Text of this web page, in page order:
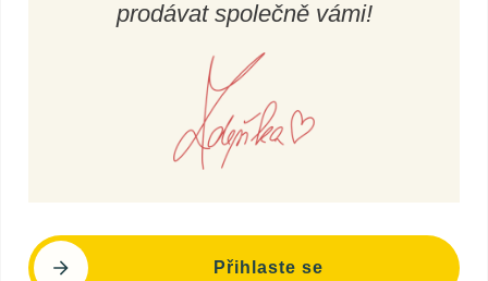
prodávat společně vámi!
Přihlaste se